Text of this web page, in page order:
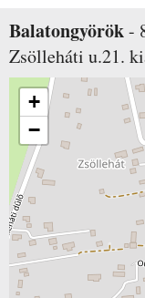
Balatongyörök-
Zsölleháti u.21.
+
−